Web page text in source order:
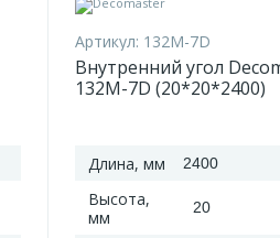
Артикул: 132M-7D
Внутренний угол
132M-7D (20*20*2400)
Длина, мм 2400
Высота,
мм
20